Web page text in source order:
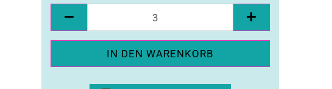
x10cm